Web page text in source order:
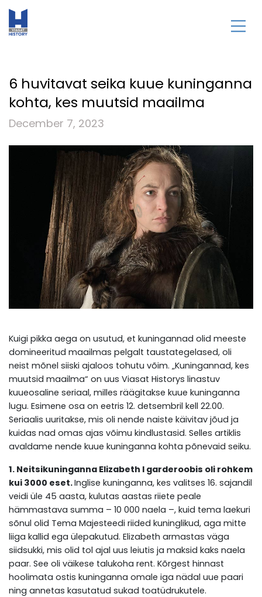
6 huvitavat seika kuue kuninganna
kohta, kes muutsid maailma
December 7, 2023
Kuigi pikka aega on usutud, et kuningannad olid meeste
domineeritud maailmas pelgalt taustategelased, oli
neist mõnel siiski ajaloos tohutu võim. „Kuningannad, kes
muutsid maailma“ on uus Viasat Historys linastuv
kuueosaline seriaal, milles räägitakse kuue kuninganna
lugu. Esimene osa on eetris 12. detsembril kell 22.00.
Seriaalis uuritakse, mis oli nende naiste käivitav jõud ja
kuidas nad omas ajas võimu kindlustasid. Selles artiklis
avaldame nende kuue kuninganna kohta põnevaid seiku.
1. Neitsikuninganna Elizabeth I garderoobis oli rohkem
kui 3000 eset.Inglise kuninganna, kes valitses 16. sajandil
veidi üle 45 aasta, kulutas aastas riiete peale
hämmastava summa – 10 000 naela –, kuid tema laekuri
sõnul olid Tema Majesteedi riided kuninglikud, aga mitte
liiga kallid ega ülepakutud. Elizabeth armastas väga
siidsukki, mis olid tol ajal uus leiutis ja maksid kaks naela
paar. See oli väikese talukoha rent. Kõrgest hinnast
hoolimata ostis kuninganna omale iga nädal uue paari
ning annetas kasutatud sukad toatüdrukutele.